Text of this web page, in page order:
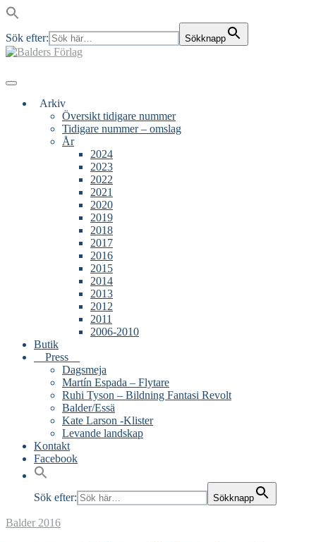
Sök efter: Sökknapp
Skip
Menu
Arkiv
Översikt tidigare nummer
Tidigare nummer – omslag
År
2024
2023
2022
2021
2020
2019
2018
2017
2016
2015
2014
2013
2012
2011
2006-2010
Butik
Press
Dagsmeja
Martín Espada – Flytare
Ruhi Tyson – Bildning Fantasi Revolt
Balder/Essä
Kate Larson -Klister
Levande landskap
Kontakt
Facebook
Sök efter: Sökknapp
Balder 2016